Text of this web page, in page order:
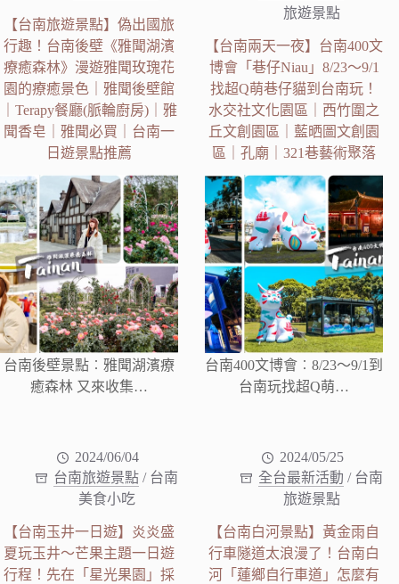
【台南旅遊景點】偽出國旅
行趣！台南後壁《雅聞湖濱
療癒森林》漫遊雅聞玫瑰花
園的療癒景色｜雅聞後壁館
｜Terapy餐廳(脈輪廚房)｜雅
聞香皂｜雅聞必買｜台南一
日遊景點推薦
台南後壁景點︰雅聞湖濱療
癒森林 又來收集…
旅遊景點
【台南兩天一夜】台南400文
博會「巷仔Niau」8/23～9/1
找超Q萌巷仔貓到台南玩！
水交社文化園區｜西竹圍之
丘文創園區｜藍晒圖文創園
區｜孔廟｜321巷藝術聚落
台南400文博會︰8/23～9/1到
台南玩找超Q萌…
2024/06/04
台南旅遊景點 / 台南
美食小吃
【台南玉井一日遊】炎炎盛
夏玩玉井～芒果主題一日遊
行程！先在「星光果園」採
2024/05/25
全台最新活動 / 台南
旅遊景點
【台南白河景點】黃金雨自
行車隧道太浪漫了！台南白
河「蓮鄉自行車道」怎麼有